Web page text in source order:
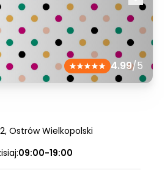
4.99/5
, Ostrów Wielkopolski
09:00-19:00